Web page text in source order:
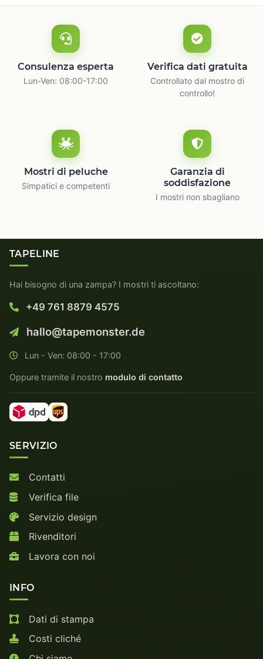
Consulenza esperta
Lun-Ven: 08:00-17:00
Verifica dati gratuita
Controllato dal mostro di
controllo!
Mostri di peluche
Simpatici e competenti
Garanzia di
soddisfazione
I mostri non sbagliano
TAPELINE
Hai bisogno di una zampa? I mostri ti ascoltano:
+49 761 8879 4575
hallo@tapemonster.de
Lun - Ven: 08:00 - 17:00
Oppure tramite il nostro modulo di contatto
SERVIZIO
Contatti
Verifica file
Servizio design
Rivenditori
Lavora con noi
INFO
Dati di stampa
Costi cliché